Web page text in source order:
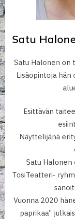
Satu
Satu Halonen on
Lisäopintoja
Esittävän
Näyttelijänä
Satu
TosiTeatteri-
Vuonna 2020
paprikaa”